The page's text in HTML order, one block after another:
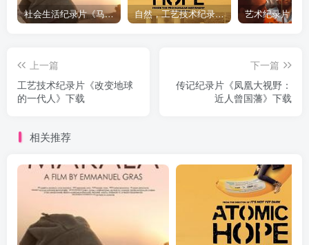
社会生活纪录片《马加拉 Makala》下载 自然，工艺技术纪录片《原子能的希望 Atomic Hope – Inside the Pro-Nuclear Movement》下载
上一篇
工艺技术纪录片《改变地球
的一代人》下载
下一篇
传记纪录片《凤凰大视野：
近人曾国藩》下载
相关推荐